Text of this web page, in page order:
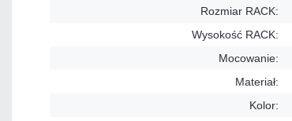
Rozmiar RACK:
Wysokość RACK:
Mocowanie:
Materiał:
Kolor: